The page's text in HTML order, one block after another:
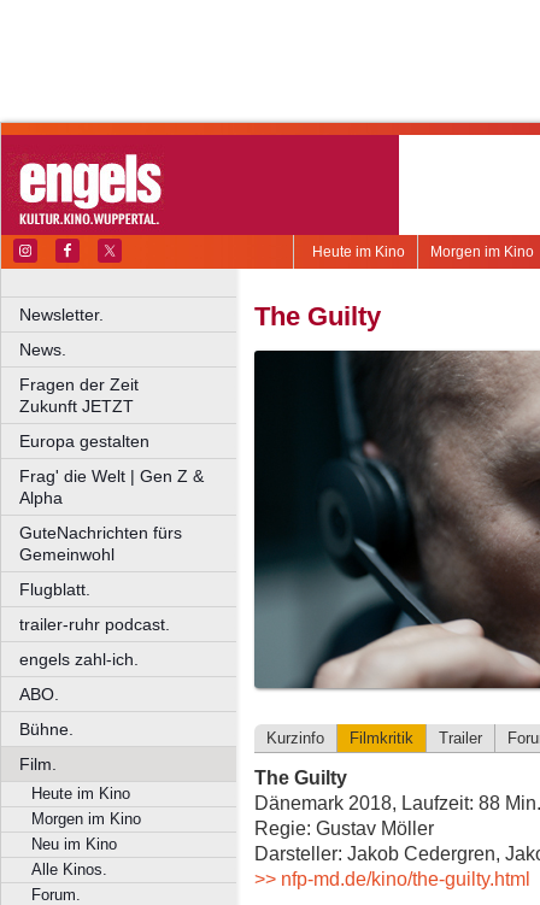
Morgen im Kino
Heute im Kino
Newsletter.
News.
Fragen der Zeit
Zukunft JETZT
Europa gestalten
Frag' die Welt | Gen Z &
Alpha
GuteNachrichten fürs
Gemeinwohl
Flugblatt.
trailer-ruhr podcast.
engels zahl-ich.
ABO.
Bühne.
Film.
Heute im Kino
Morgen im Kino
Neu im Kino
Alle Kinos.
Forum.
The Guilty
Kurzinfo Filmkritik Trailer
The Guilty
Dänemark 2018, Laufzeit: 88
Regie: Gustav Möller
Darsteller: Jakob Cedergren,
>> nfp-md.de/kino/the-guilty.html